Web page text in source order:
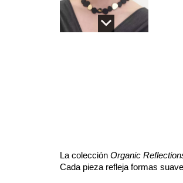
La colección Organic
Cada pieza refleja formas